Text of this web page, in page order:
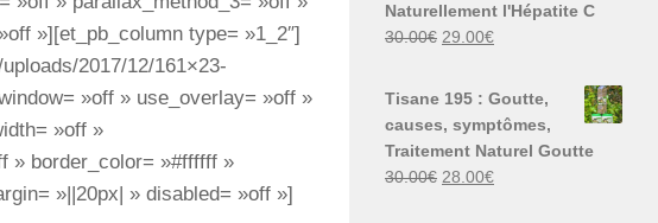
»][et_pb_column type= »1_2″]
2017/12/161×23-
»off » use_overlay= »off »
»off »
» border_color= »#ffffff »
»||20px| » disabled= »off »]
Naturellement l'Hépatite C
30.00€ Le
30.00€.
29.00€Le
est :
Tisane 195 : Goutte,
causes, symptômes,
Traitement Naturel Goutte
30.00€ Le
28.00€Le